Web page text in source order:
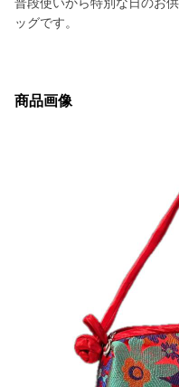
ッグです。
商品画像